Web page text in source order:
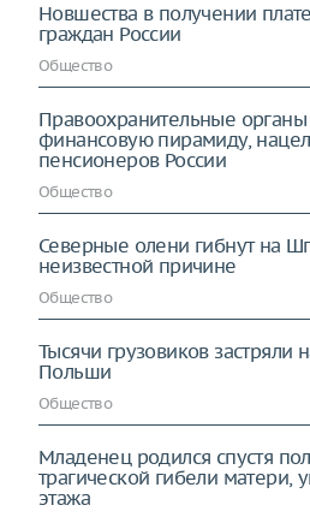
Новшества в получении
граждан России
Общество
Правоохранительные
финансовую пирамиду,
пенсионеров России
Общество
Северные олени гибнут на
неизвестной причине
Общество
Тысячи грузовиков застряли
Польши
Общество
Младенец родился спустя
трагической гибели матери,
этажа